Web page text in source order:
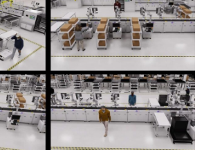
地經營著超過 170 處工廠，其中最新
化技術最新發展的虛擬工廠。